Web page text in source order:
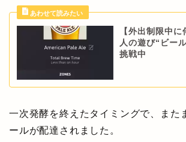
【外出制限中
人の遊び“ビー
挑戦中
一次発酵を終えたタイミングで、また
ールが配達されました。